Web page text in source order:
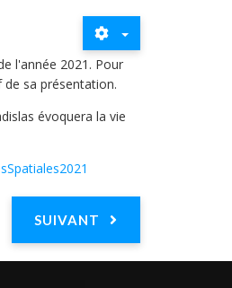
l'année 2021. Pour
sa présentation.
évoquera la vie
SUIVANT